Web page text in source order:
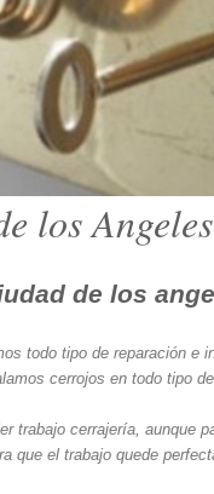
los Angeles
de los
todo tipo de reparación e
cerrojos en todo tipo
trabajo cerrajería, aunque
que el trabajo quede